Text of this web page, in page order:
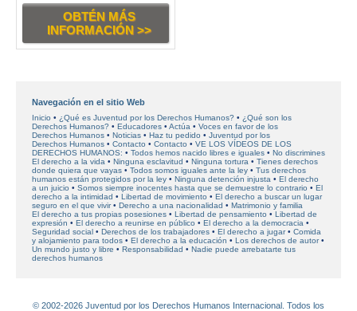
OBTÉN MÁS
INFORMACIÓN >>
Navegación en el sitio Web
Inicio ¿Qué es Juventud por los Derechos Humanos?
¿Qué son los
Derechos Humanos?
Educadores Actúa Voces en favorde los
Derechos Humanos
Noticias Haz tu pedido
Juventud por los
Derechos Humanos
Contacto Contacto
VE LOS VÍDEOS DE LOS
DERECHOS HUMANOS:
Todos hemos nacido libres e iguales
No discrimines
El derecho a la vida
Ninguna esclavitud Ninguna tortura
Tienes derechos
donde quiera que vayas
Todos somos iguales ante la ley
Tus derechos
humanos están protegidos por la ley
Ninguna detención injusta
El derecho
a un juicio
Somos siempre inocentes hasta que se demuestre lo contrario
El
derecho a la intimidad
Libertad de movimiento
El derecho a buscar un lugar
seguro en el que vivir
Derecho a una nacionalidad
Matrimonio y familia
El derecho a tus propias posesiones
Libertad de pensamiento
Libertad de
expresión
El derecho a reunirse en público
El derecho a la democracia
Seguridad social
Derechos de los trabajadores El derecho a jugar
Comida
y alojamiento para todos
El derecho a la educación
Los derechos de autor
Un mundo justo y libre
Responsabilidad
Nadie puede arrebatarte tus
derechos humanos
© 2002-2026 Juventud por los Derechos Humanos Internacional. Todos los